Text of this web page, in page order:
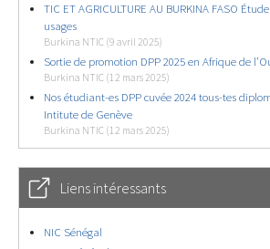
TIC ET AGRICULTURE AU BURKINA FASO
usages
Burkina NTIC (9 avril 2025)
Sortie de promotion DPP 2025 en Afrique de
Burkina NTIC (12 mars 2025)
Nos étudiant-es DPP cuvée 2024 tous-tes
Intitute de Genève
Burkina NTIC (12 mars 2025)
Liens intéressants
NIC Sénégal